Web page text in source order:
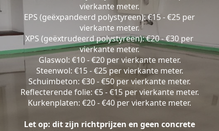
vierkante meter.
EPS (geëxpandeerd polystyreen): €15 - €25 per
vierkante meter.
XPS (geëxtrudeerd polystyreen): €20 - €30 per
vierkante meter.
Glaswol: €10 - €20 per vierkante meter.
Steenwol: €15 - €25 per vierkante meter.
Schuimbeton: €30 - €50 per vierkante meter.
Reflecterende folie: €5 - €15 per vierkante meter.
Kurkenplaten: €20 - €40 per vierkante meter.
Let op: dit zijn richtprijzen en geen concrete